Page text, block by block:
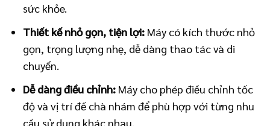
sức khỏe.
Thiết kế nhỏ gọn, tiện lợi: Máy có kích thước nhỏ
gọn, trọng lượng nhẹ, dễ dàng thao tác và di
chuyển.
Dễ dàng điều chỉnh: Máy cho phép điều chỉnh tốc
độ và vị trí đế chà nhám để phù hợp với từng nhu
cầu sử dụng khác nhau.